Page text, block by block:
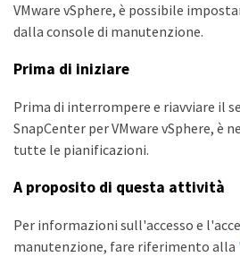
VMware vSphere, è possibile
dalla console di manutenzione.
Prima di iniziare
Prima di interrompere e riavviare il
SnapCenter per VMware vSphere, è
tutte le pianificazioni.
A proposito di questa attività
Per informazioni sull'accesso e
manutenzione, fare riferimento alla